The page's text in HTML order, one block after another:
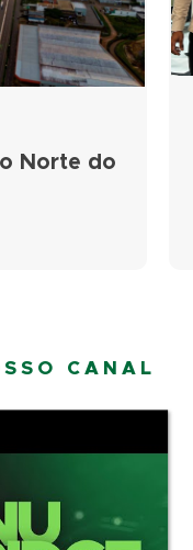
Norte do
CANAL